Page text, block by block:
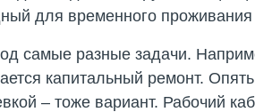
для временного
самые разные задачи.
капитальный ремонт.
– тоже вариант. Рабочий